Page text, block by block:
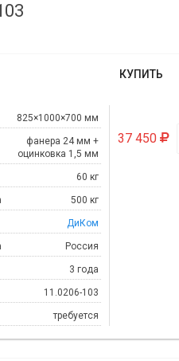
КУПИТЬ
825×1000×700 мм
фанера 24 мм +
оцинковка 1,5 мм
60 кг
500 кг
ДиКом
Россия
3 года
11.0206-103
требуется
37 450